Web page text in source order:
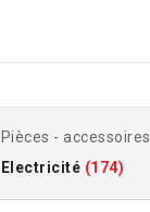
Pièces - accessoires
Electricité (174)